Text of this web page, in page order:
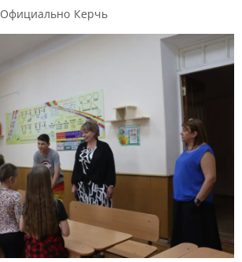
Официально Керчь